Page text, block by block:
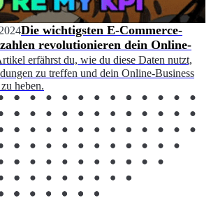
Die wichtigsten E-Commerce-
revolutionieren dein Online-
erfährst du, wie du diese Daten nutzt,
zu treffen und dein Online-Business
heben.